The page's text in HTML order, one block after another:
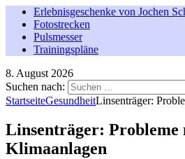
Erlebnisgeschenke von Jochen
Fotostrecken
Pulsmesser
Trainingspläne
8. August 2026
Suchen nach:
StartseiteGesundheitLinsenträger:
Linsenträger: Probleme
Klimaanlagen